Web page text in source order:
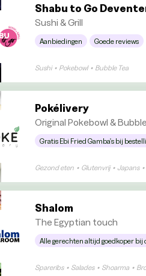
Shabu to Go
Sushi & Grill
Aanbiedingen Goede reviews
Sushi • Pokebowl • Bubble Tea
Pokélivery
Original Pokebowl &
Gratis Ebi Fried Gamba's bij
Gezond eten • Glutenvrij • Japans •
Shalom
The Egyptian touch
Alle gerechten altijd goedkoper bij
Spareribs • Salades • Shoarma •